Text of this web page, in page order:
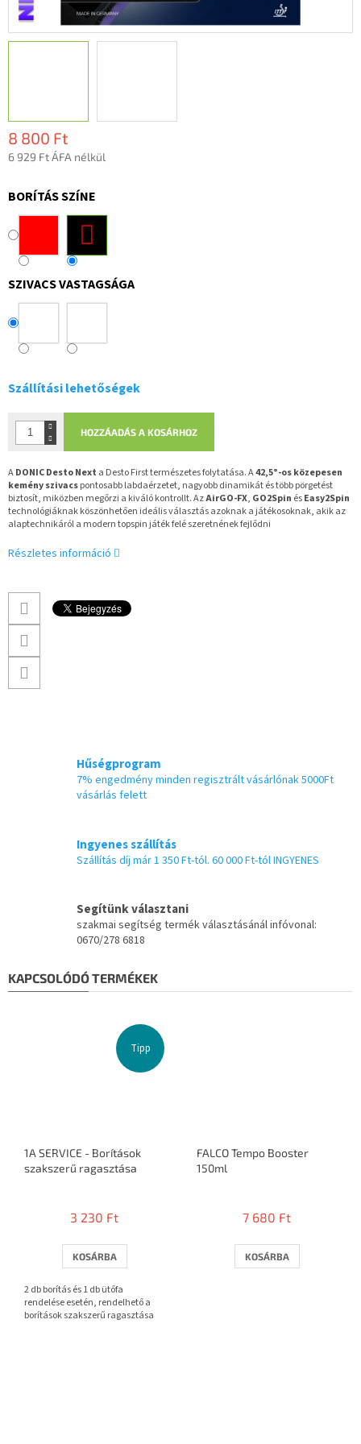
8 800 Ft
6 929 Ft ÁFA nélkül
BORÍTÁS SZÍNE
SZIVACS VASTAGSÁGA
Szállítási lehetőségek
HOZZÁADÁS A KOSÁRHOZ
ADONIC Desto Next a Desto First természetes folytatása. A42,5°-os közepesen
kemény szivacspontosabb labdaérzetet, nagyobb dinamikát és több pörgetést
biztosít, miközben megőrzi a kiváló kontrollt. AzAirGO-FX, GO2Spin ésEasy2Spin
technológiáknak köszönhetően ideális választás azoknak a játékosoknak, akik az
alaptechnikáról a modern topspin játék felé szeretnének fejlődni
Részletes információ
Hűségprogram
7% engedmény minden regisztrált vásárlónak 5000Ft
vásárlás felett
Ingyenes szállítás
Szállítás díj már 1 350 Ft-tól. 60 000 Ft-tól INGYENES
Segítünk választani
szakmai segítség termék választásánál infóvonal:
0670/278 6818
KAPCSOLÓDÓ TERMÉKEK
Tipp
1A SERVICE - Borítások
szakszerű ragasztása
átlagos
5-
ből
csillag.
3 230 Ft
KOSÁRBA
2 db borítás és 1 db ütőfa
rendelése esetén, rendelhető a
borítások szakszerű ragasztása
FALCO Tempo Booster
150ml
átlagos
5-
ből
7 680 Ft
KOSÁRBA